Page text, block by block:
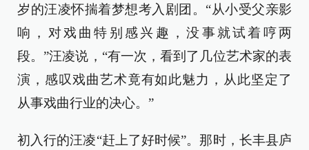
岁的汪凌怀揣着梦想考入剧团。“从小受父亲影
响，对戏曲特别感兴趣，没事就试着哼两
段。”汪凌说，“有一次，看到了几位艺术家的表
演，感叹戏曲艺术竟有如此魅力，从此坚定了
从事戏曲行业的决心。”
初入行的汪凌“赶上了好时候”。那时，长丰县庐